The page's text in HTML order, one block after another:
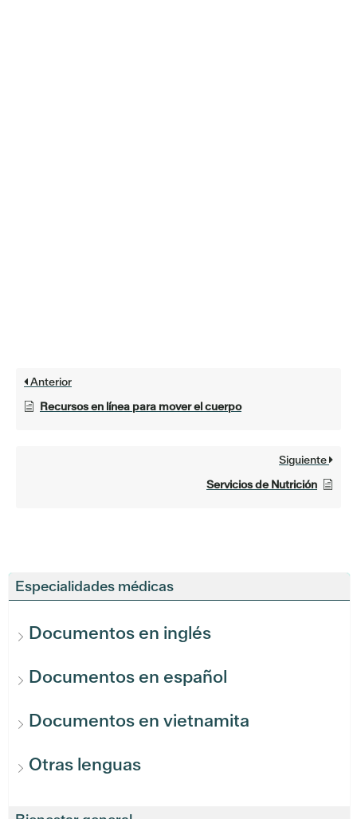
Especialidades médicas
Documentos en inglés
Documentos en español
Documentos en vietnamita
Otras lenguas
Anterior
Recursos en línea para mover el cuerpo
Siguiente
Servicios de Nutrición